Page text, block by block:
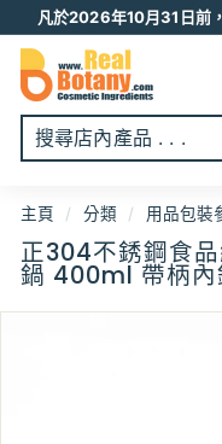
至
凡於2026年10月31日前
R
E
A
L
O
T
A
N
Y
主頁 / 分類 / 用品包裝
正304不銹鋼食
鍋 400ml 帶柄內